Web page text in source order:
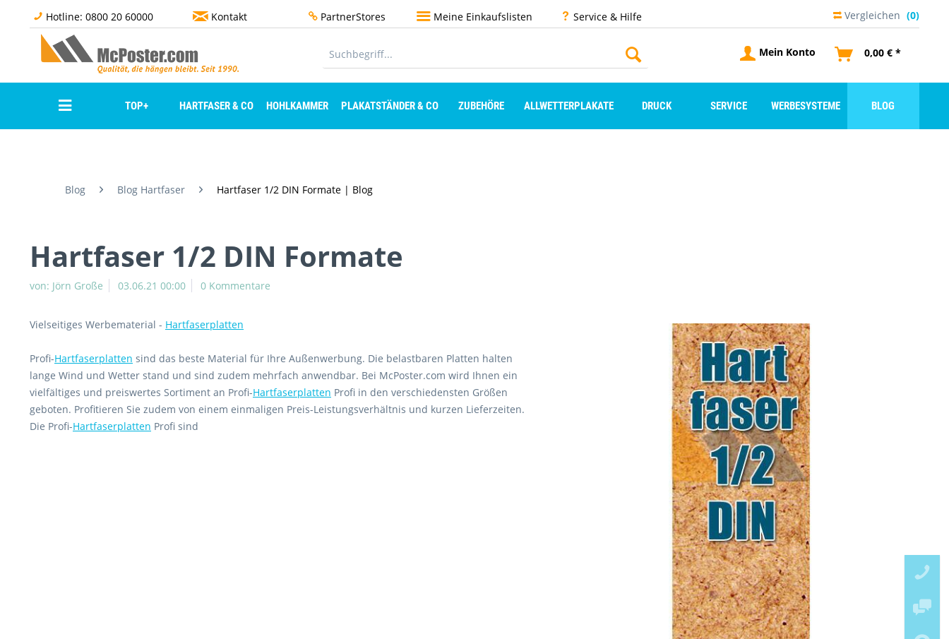
Hotline: 0800 20 60000 Kontakt PartnerStores Meine Einkaufslisten Service & Hilfe Vergleichen (0)
Mein Konto 0,00 € *
TOP+ HARTFASER & CO HOHLKAMMER PLAKATSTÄNDER & CO ZUBEHÖRE ALLWETTERPLAKATE DRUCK SERVICE WERBESYSTEME BLOG
Blog Blog Hartfaser Hartfaser 1/2 DIN Formate | Blog
Hartfaser 1/2 DIN Formate
von: Jörn Große 03.06.21 00:00 0 Kommentare
Vielseitiges Werbematerial - Hartfaserplatten
Profi-Hartfaserplatten sind das beste Material für Ihre Außenwerbung. Die belastbaren Platten halten
lange Wind und Wetter stand und sind zudem mehrfach anwendbar. Bei McPoster.com wird Ihnen ein
vielfältiges und preiswertes Sortiment an Profi-Hartfaserplatten Profi in den verschiedensten Größen
geboten. Profitieren Sie zudem von einem einmaligen Preis-Leistungsverhältnis und kurzen Lieferzeiten.
Die Profi-Hartfaserplatten Profi sind